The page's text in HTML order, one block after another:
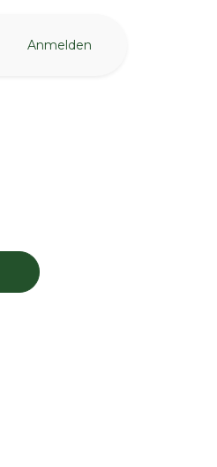
Anmelden